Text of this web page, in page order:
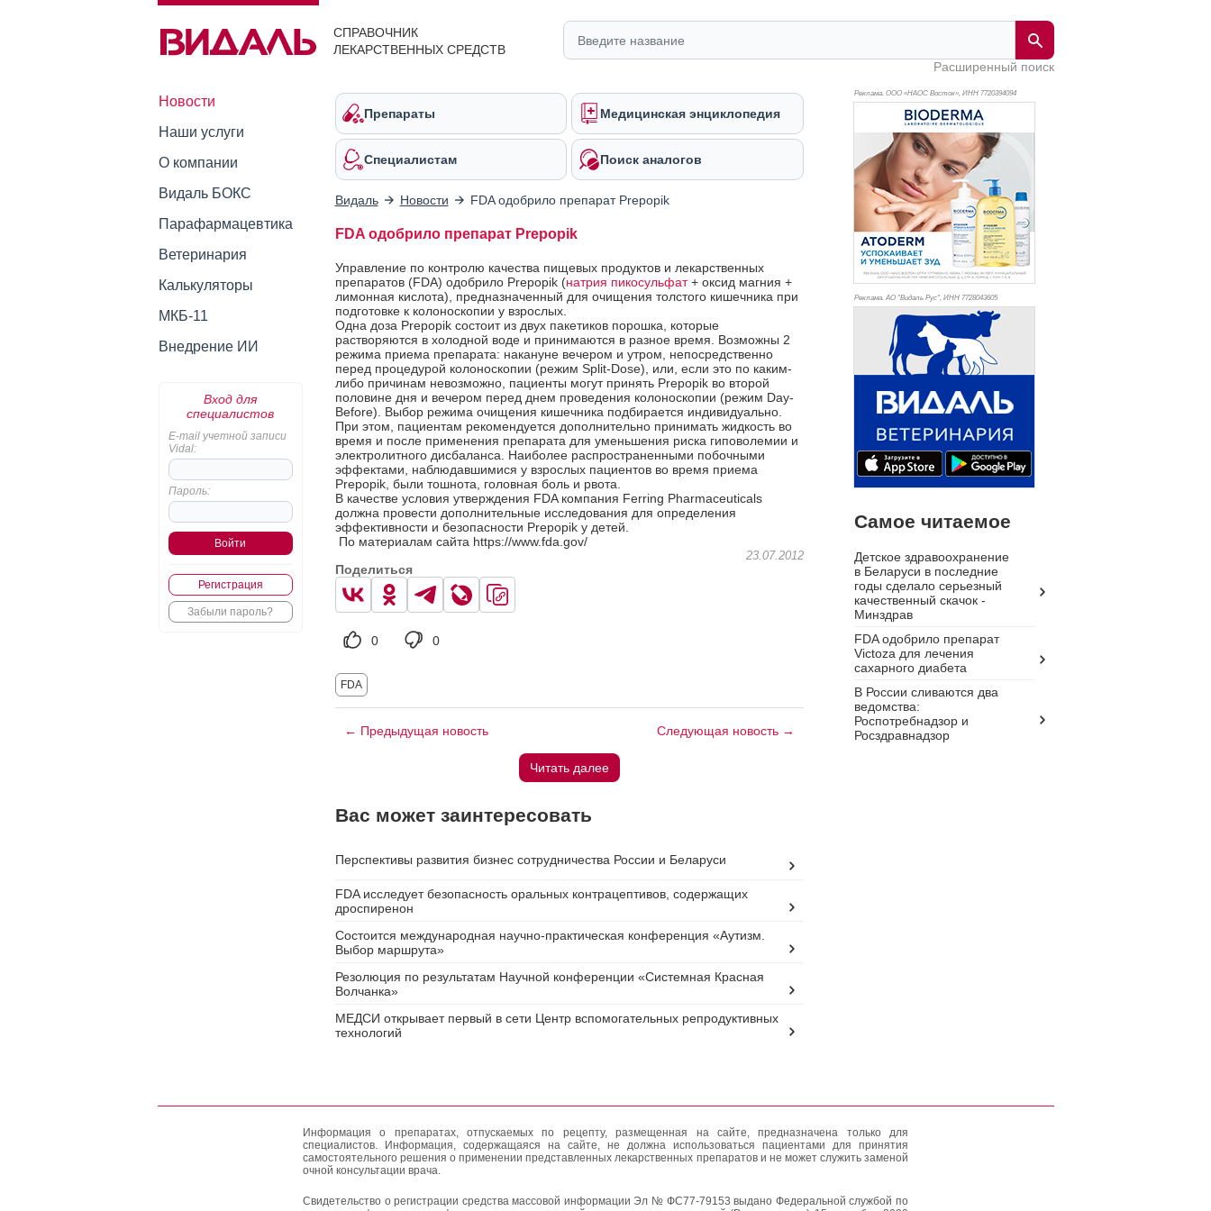
СПРАВОЧНИК
ЛЕКАРСТВЕННЫХ СРЕДСТВ
Расширенный поиск
Новости
Наши услуги
О компании
Видаль БОКС
Парафармацевтика
Ветеринария
Калькуляторы
МКБ-11
Внедрение ИИ
Вход для
специалистов
E-mail учетной записи
Vidal:
Пароль:
Регистрация
Забыли пароль?
Препараты Медицинская энциклопедия
Специалистам Поиск аналогов
Видаль Новости FDA одобрило препарат Prepopik
FDA одобрило препарат Prepopik
Управление по контролю качества пищевых продуктов и лекарственных
препаратов (FDA) одобрило Prepopik (натрия пикосульфат+ оксид магния +
лимонная кислота), предназначенный для очищения толстого кишечника при
подготовке к колоноскопии у взрослых.
Одна доза Prepopik состоит из двух пакетиков порошка, которые
растворяются в холодной воде и принимаются в разное время. Возможны 2
режима приема препарата: накануне вечером и утром, непосредственно
перед процедурой колоноскопии (режим Split-Dose), или, если это по каким-
либо причинам невозможно, пациенты могут принять Prepopik во второй
половине дня и вечером перед днем проведения колоноскопии (режим Day-
Before). Выбор режима очищения кишечника подбирается индивидуально.
При этом, пациентам рекомендуется дополнительно принимать жидкость во
время и после применения препарата для уменьшения риска гиповолемии и
электролитного дисбаланса. Наиболее распространенными побочными
эффектами, наблюдавшимися у взрослых пациентов во время приема
Prepopik, были тошнота, головная боль и рвота.
В качестве условия утверждения FDA компания Ferring Pharmaceuticals
должна провести дополнительные исследования для определения
эффективности и безопасности Prepopik у детей.
По материалам сайта https://www.fda.gov/
23.07.2012
Поделиться
0 0
FDA
← Предыдущая новость Следующая новость →
Читать далее
Вас может заинтересовать
Перспективы развития бизнес сотрудничества России и Беларуси
FDA исследует безопасность оральных контрацептивов, содержащих
дроспиренон
Состоится международная научно-практическая конференция «Аутизм.
Выбор маршрута»
Резолюция по результатам Научной конференции «Системная Красная
Волчанка»
МЕДСИ открывает первый в сети Центр вспомогательных репродуктивных
технологий
Реклама. ООО «НАОС Восток», ИНН 7720394094
Реклама. АО "Видаль Рус", ИНН 7728043605
Самое читаемое
Детское здравоохранение
в Беларуси в последние
годы сделало серьезный
качественный скачок -
Минздрав
FDA одобрило препарат
Victoza для лечения
сахарного диабета
В России сливаются два
ведомства:
Роспотребнадзор и
Росздравнадзор
Информация о препаратах, отпускаемых по рецепту, размещенная на сайте, предназначена только для
специалистов. Информация, содержащаяся на сайте, не должна использоваться пациентами для принятия
самостоятельного решения о применении представленных лекарственных препаратов и не может служить заменой
очной консультации врача.
Свидетельство о регистрации средства массовой информации Эл № ФС77-79153 выдано Федеральной службой по